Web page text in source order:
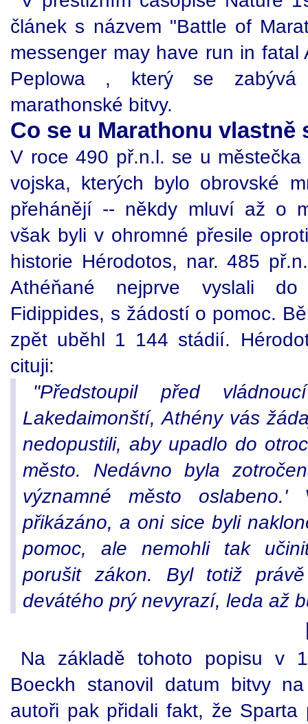
článek s názvem "Battle of
messenger may have run in
Peplowa , který se zabývá
marathonské bitvy.
Co se u Marathonu vlastně
V roce 490 př.n.l. se u
vojska, kterých bylo obrovské
přehánějí -- někdy mluví až o
však byli v ohromné přesile
historie Hérodotos, nar. 485
Athéňané nejprve vyslali
Fidippides, s žádostí o pomoc.
zpět uběhl 1 144 stádií.
cituji:
"Předstoupil před
Lakedaimonští, Athény vás
nedopustili, aby upadlo do
město. Nedávno byla
významné město
přikázáno, a oni sice byli
pomoc, ale nemohli tak
porušit zákon. Byl totiž
devátého prý nevyrazí, leda až
Na základě tohoto popisu v
Boeckh stanovil datum bitvy
autoři pak přidali fakt, že Sparta